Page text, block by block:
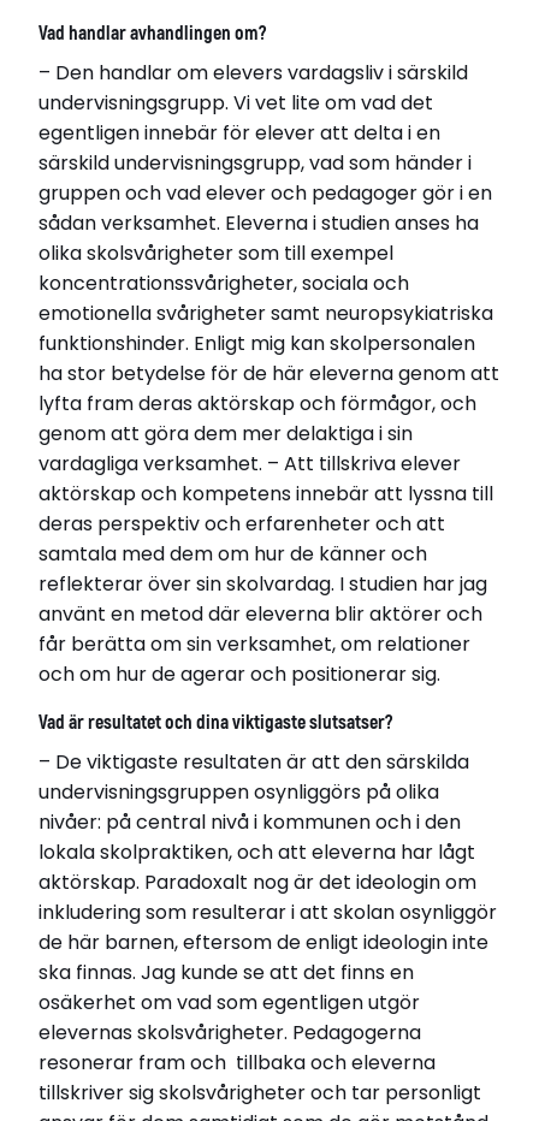
Vad handlar avhandlingen om?
– Den handlar om elevers vardagsliv i särskild
undervisningsgrupp. Vi vet lite om vad det
egentligen innebär för elever att delta i en
särskild undervisningsgrupp, vad som händer i
gruppen och vad elever och pedagoger gör i en
sådan verksamhet. Eleverna i studien anses ha
olika skolsvårigheter som till exempel
koncentrationssvårigheter, sociala och
emotionella svårigheter samt neuropsykiatriska
funktionshinder. Enligt mig kan skolpersonalen
ha stor betydelse för de här eleverna genom att
lyfta fram deras aktörskap och förmågor, och
genom att göra dem mer delaktiga i sin
vardagliga verksamhet. – Att tillskriva elever
aktörskap och kompetens innebär att lyssna till
deras perspektiv och erfarenheter och att
samtala med dem om hur de känner och
reflekterar över sin skolvardag. I studien har jag
använt en metod där eleverna blir aktörer och
får berätta om sin verksamhet, om relationer
och om hur de agerar och positionerar sig.
Vad är resultatet och dina viktigaste slutsatser?
– De viktigaste resultaten är att den särskilda
undervisningsgruppen osynliggörs på olika
nivåer: på central nivå i kommunen och i den
lokala skolpraktiken, och att eleverna har lågt
aktörskap. Paradoxalt nog är det ideologin om
inkludering som resulterar i att skolan osynliggör
de här barnen, eftersom de enligt ideologin inte
ska finnas. Jag kunde se att det finns en
osäkerhet om vad som egentligen utgör
elevernas skolsvårigheter. Pedagogerna
resonerar fram och tillbaka och eleverna
tillskriver sig skolsvårigheter och tar personligt